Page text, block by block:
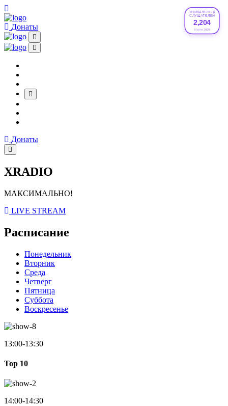
УНИКАЛЬНЫХ
СЛУШАТЕЛЕЙ
2,204
Июле 2026
Донаты
Донаты
XRADIO
МАКСИМАЛЬНО!
LIVE STREAM
Расписание
Понедельник
Вторник
Среда
Четверг
Пятница
Суббота
Воскресенье
13:00-13:30
Top 10
14:00-14:30